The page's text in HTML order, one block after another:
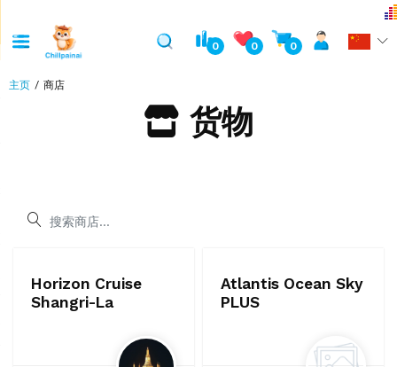
0 0 0
主页 商店
货物
Horizon Cruise
Shangri-La
Atlantis Ocean Sky
PLUS